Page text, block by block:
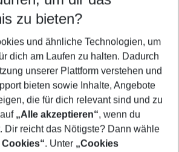
5-8 Nächte
Keine Kinder
Filter anzeigen
zu bieten?
und ähnliche Technologien, um
dich am Laufen zu halten. Dadurch
unserer Plattform verstehen und
bieten sowie Inhalte, Angebote
die für dich relevant sind und zu
„Alle akzeptieren“, wenn du
Dir reicht das Nötigste? Dann wähle
. Unter „Cookies